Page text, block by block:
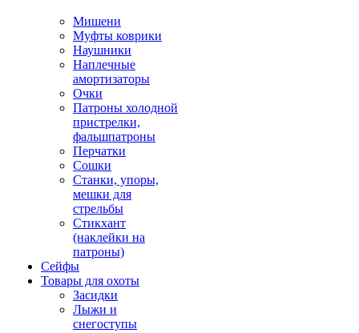
Мишени
Муфты коврики
Наушники
Наплечные
амортизаторы
Очки
Патроны холодной
пристрелки,
фальшпатроны
Перчатки
Сошки
Станки, упоры,
мешки для
стрельбы
Стикхант
(наклейки на
патроны)
Сейфы
Товары для охоты
Засидки
Лыжи и
снегоступы